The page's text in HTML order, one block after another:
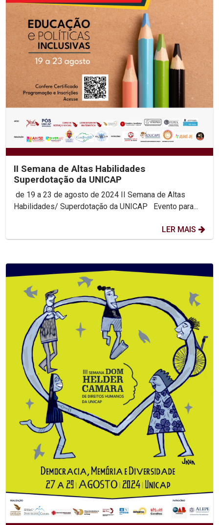
II Semana de Altas Habilidades
Superdotação da UNICAP
de 19 a 23 de agosto de 2024 II Semana de Altas
Habilidades/ Superdotação da UNICAP Evento para...
LER MAIS